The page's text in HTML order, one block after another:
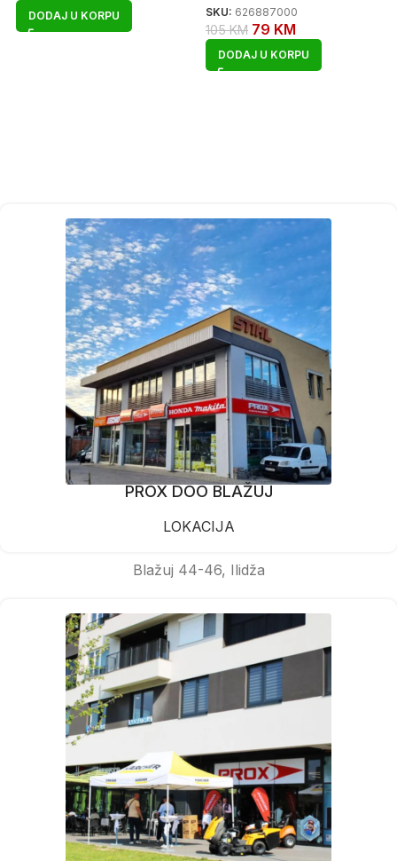
DODAJ U KORPU SKU: 626887000
105KM 79 KM
DODAJ U KORPU
PROX DOO BLAŽUJ
LOKACIJA
Blažuj 44-46, Ilidža